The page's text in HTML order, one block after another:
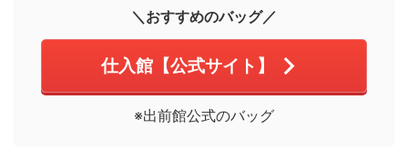
＼おすすめのバッグ／
仕入館【公式サイト】
※出前館公式のバッグ